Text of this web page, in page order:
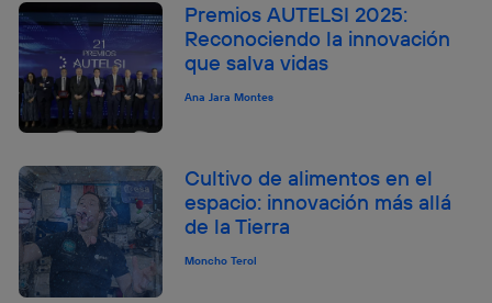
Premios AUTELSI 2025:
Reconociendo la innovación
que salva vidas
Ana Jara Montes
Cultivo de alimentos en el
espacio: innovación más allá
de la Tierra
Moncho Terol